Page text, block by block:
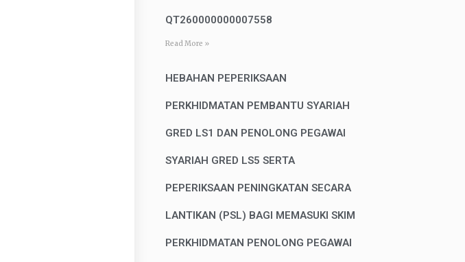
QT260000000007558
Read More »
HEBAHAN PEPERIKSAAN
PERKHIDMATAN PEMBANTU SYARIAH
GRED LS1 DAN PENOLONG PEGAWAI
SYARIAH GRED LS5 SERTA
PEPERIKSAAN PENINGKATAN SECARA
LANTIKAN (PSL) BAGI MEMASUKI SKIM
PERKHIDMATAN PENOLONG PEGAWAI